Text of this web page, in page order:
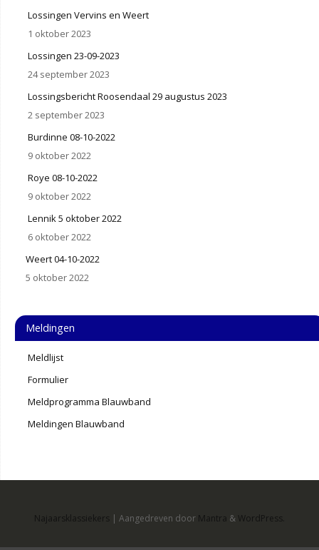
Lossingen Vervins en Weert
1 oktober 2023
Lossingen 23-09-2023
24 september 2023
Lossingsbericht Roosendaal 29 augustus 2023
2 september 2023
Burdinne 08-10-2022
9 oktober 2022
Roye 08-10-2022
9 oktober 2022
Lennik 5 oktober 2022
6 oktober 2022
Weert 04-10-2022
5 oktober 2022
Meldingen
Meldlijst
Formulier
Meldprogramma Blauwband
Meldingen Blauwband
Najaarsklassiekers | Aangedreven door Mantra & WordPress.